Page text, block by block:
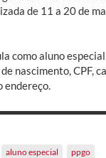
de 11 a 20 de
como aluno
nascimento, CPF,
aluno especial
ppgo